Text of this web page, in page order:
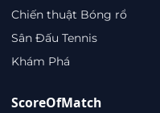
Chiến thuật Bóng rổ
Sân Đấu Tennis
Khám Phá
ScoreOfMatch